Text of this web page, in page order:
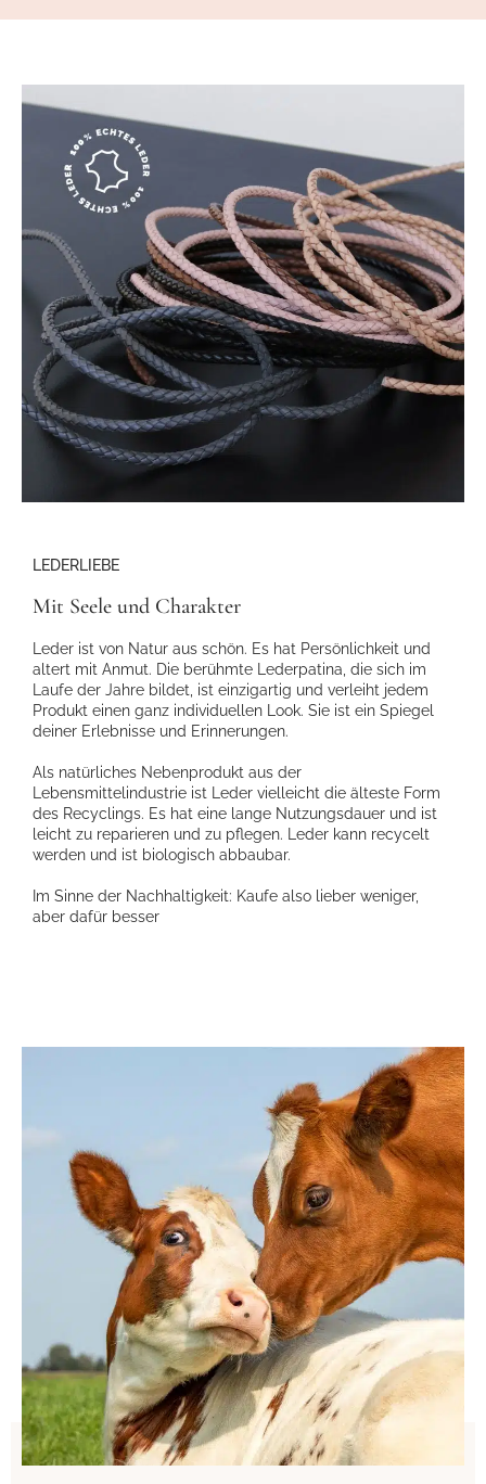
LEDERLIEBE
Mit Seele und Charakter
Leder ist von Natur aus schön. Es hat Persönlichkeit und
altert mit Anmut. Die berühmte Lederpatina, die sich im
Laufe der Jahre bildet, ist einzigartig und verleiht jedem
Produkt einen ganz individuellen Look. Sie ist ein Spiegel
deiner Erlebnisse und Erinnerungen.
Als natürliches Nebenprodukt aus der
Lebensmittelindustrie ist Leder vielleicht die älteste Form
des Recyclings. Es hat eine lange Nutzungsdauer und ist
leicht zu reparieren und zu pflegen. Leder kann recycelt
werden und ist biologisch abbaubar.
Im Sinne der Nachhaltigkeit: Kaufe also lieber weniger,
aber dafür besser